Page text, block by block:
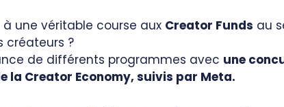
une véritable course aux Creator Funds au
créateurs ?
de différents programmes avec une
la Creator Economy, suivis par Meta.